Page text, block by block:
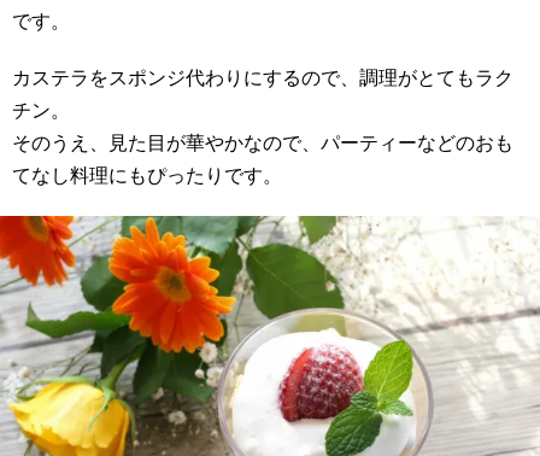
です。
カステラをスポンジ代わりにするので、調理がとてもラク
チン。
そのうえ、見た目が華やかなので、パーティーなどのおも
てなし料理にもぴったりです。